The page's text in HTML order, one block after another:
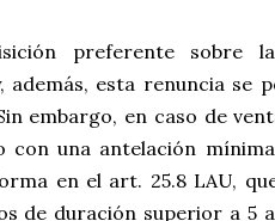
preferente sobre
además, esta renuncia se
embargo, en caso de
una antelación
en el art. 25.8 LAU,
de duración superior a 5